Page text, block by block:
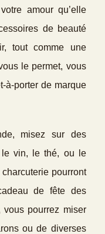
amour qu’elle
de beauté
tout comme une
le permet, vous
à-porter de marque
misez sur des
le vin, le thé, ou le
pourront
de fête des
pourrez miser
ou de diverses